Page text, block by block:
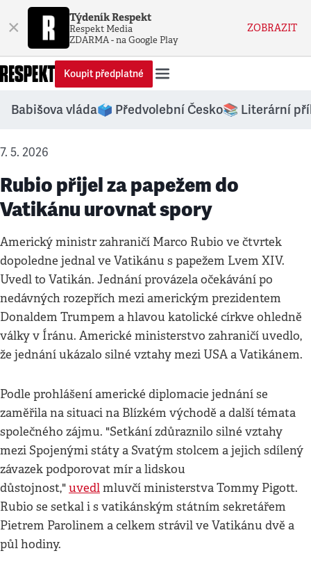
× Týdeník Respekt
Respekt Media
ZDARMA - na Google Play
ZOBRAZIT
Koupit předplatné
Babišova vláda🗳️ Předvolební Česko📚 Literární
7. 5. 2026
Rubio přijel za papežem do
Vatikánu urovnat spory
Americký ministr zahraničí Marco Rubio ve čtvrtek
dopoledne jednal ve Vatikánu s papežem Lvem XIV.
Uvedl to Vatikán. Jednání provázela očekávání po
nedávných rozepřích mezi americkým prezidentem
Donaldem Trumpem a hlavou katolické církve ohledně
války v Íránu. Americké ministerstvo zahraničí uvedlo,
že jednání ukázalo silné vztahy mezi USA a Vatikánem.
Podle prohlášení americké diplomacie jednání se
zaměřila na situaci na Blízkém východě a další témata
společného zájmu. "Setkání zdůraznilo silné vztahy
mezi Spojenými státy a Svatým stolcem a jejich sdílený
závazek podporovat mír a lidskou
důstojnost,"uvedlmluvčí ministerstva Tommy Pigott.
Rubio se setkal i s vatikánským státním sekretářem
Pietrem Parolinem a celkem strávil ve Vatikánu dvě a
půl hodiny.